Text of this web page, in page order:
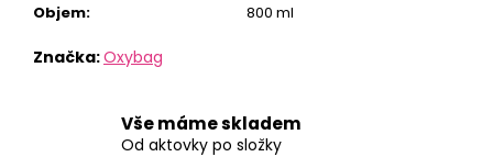
Objem: 800 ml
Značka:Oxybag
Vše máme skladem
Od aktovky po složky